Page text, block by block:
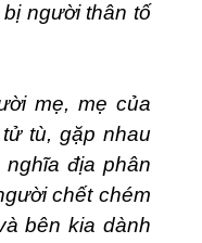
người thân tố
mẹ, mẹ của
tù, gặp nhau
địa phân
chết chém
bên kia dành